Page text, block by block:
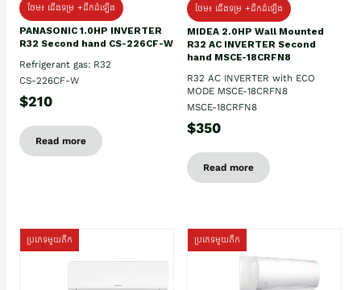
ថែម៖ ជើងទម្រ +ដឹកដំឡើង
PANASONIC 1.0HP INVERTER
R32 Second hand CS-226CF-W
Refrigerant gas: R32
CS-226CF-W
$210
Read more
ថែម៖ ជើងទម្រ +ដឹកដំឡើង
MIDEA 2.0HP Wall Mounted
R32 AC INVERTER Second
hand MSCE-18CRFN8
R32 AC INVERTER with ECO
MODE MSCE-18CRFN8
MSCE-18CRFN8
$350
Read more
ប្រភេទមួយតឹក ប្រភេទមួយតឹក